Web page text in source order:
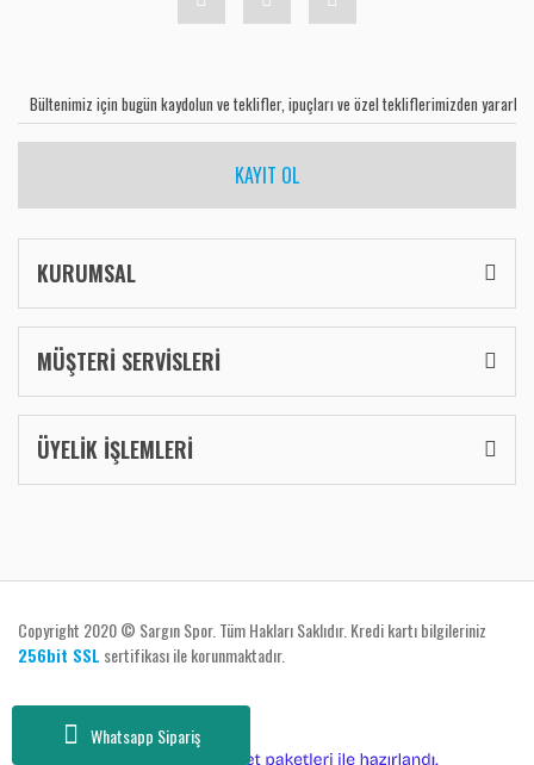
Whatsapp Sipariş
KAYIT OL
KURUMSAL
MÜŞTERİ SERVİSLERİ
ÜYELİK İŞLEMLERİ
Copyright 2020 © Sargın Spor. Tüm Hakları Saklıdır. Kredi kartı bilgileriniz
256bit SSL sertifikası ile korunmaktadır.
e-